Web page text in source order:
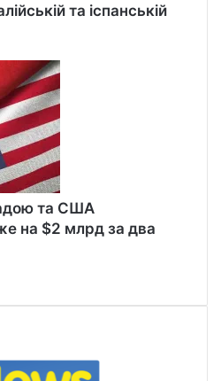
та іспанській
та США
на $2 млрд за два